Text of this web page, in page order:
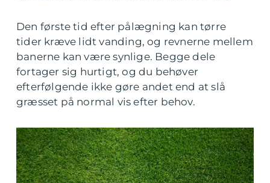
Den første tid efter pålægning kan tørre
tider kræve lidt vanding, og revnerne mellem
banerne kan være synlige. Begge dele
fortager sig hurtigt, og du behøver
efterfølgende ikke gøre andet end at slå
græsset på normal vis efter behov.